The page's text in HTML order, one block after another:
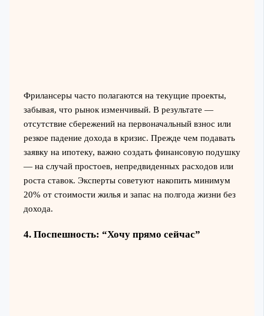
Фрилансеры часто полагаются на текущие проекты,
забывая, что рынок изменчивый. В результате —
отсутствие сбережений на первоначальный взнос или
резкое падение дохода в кризис. Прежде чем подавать
заявку на ипотеку, важно создать финансовую подушку
— на случай простоев, непредвиденных расходов или
роста ставок. Эксперты советуют накопить минимум
20% от стоимости жилья и запас на полгода жизни без
дохода.
4. Поспешность: “Хочу прямо сейчас”